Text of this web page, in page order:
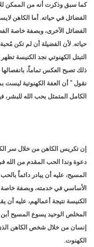
كما سبق وذكرت أنه من الممكن
الفضائل في حياته. أما الكاهن
الفضائل الآخرى، وبصفة خاصة
حياته. لأن الفضيلة أن لم تكن
التبتل الكهنوتي نجد الكنيسة تظهر
ذلك تصبح العكس تماماً، بانفصالها
نقول ” أن العفة الكهنوتية ليست
الكامل المتمثل بحب الله
إن تكريس الكاهن من خلال سر
دعوة وندا الحب المقدم من الله
المسيح، عليه أن يبادر دائماً
الأساسي في خدمته، وبصفة
الكنيسة نتيجة أعمالهم، عليه أن
المخلص الوحيد يسوع المسيح
إنسان من خلال شخص الكاهن
الكهنوت.